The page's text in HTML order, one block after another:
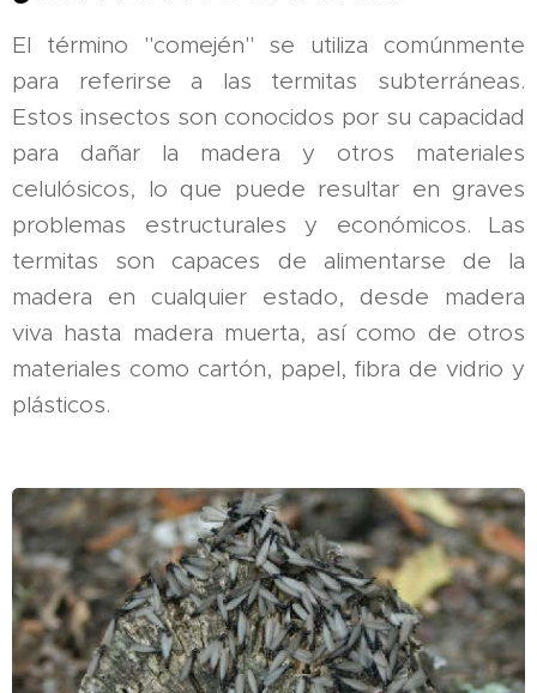
El término "comején" se utiliza comúnmente
para referirse a las termitas subterráneas.
Estos insectos son conocidos por su capacidad
para dañar la madera y otros materiales
celulósicos, lo que puede resultar en graves
problemas estructurales y económicos. Las
termitas son capaces de alimentarse de la
madera en cualquier estado, desde madera
viva hasta madera muerta, así como de otros
materiales como cartón, papel, fibra de vidrio y
plásticos.